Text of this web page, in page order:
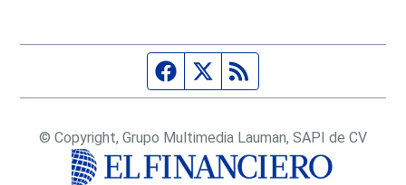
Página de Facebook
Fuente Twitter
© Copyright, Grupo Multimedia Lauman, SAPI de CV